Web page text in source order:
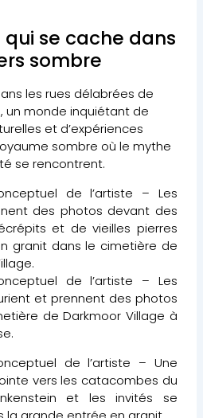
qui se cache dans
sombre
les rues délabrées de
un monde inquiétant de
et d’expériences
sombre où le mythe
se rencontrent.